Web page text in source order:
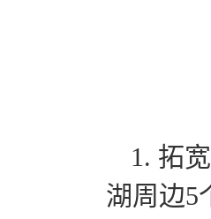
1. 拓
湖周边5